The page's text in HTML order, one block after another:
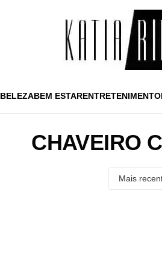
BELEZABEM ESTARENTRETENIMENTO
CHAVEIRO